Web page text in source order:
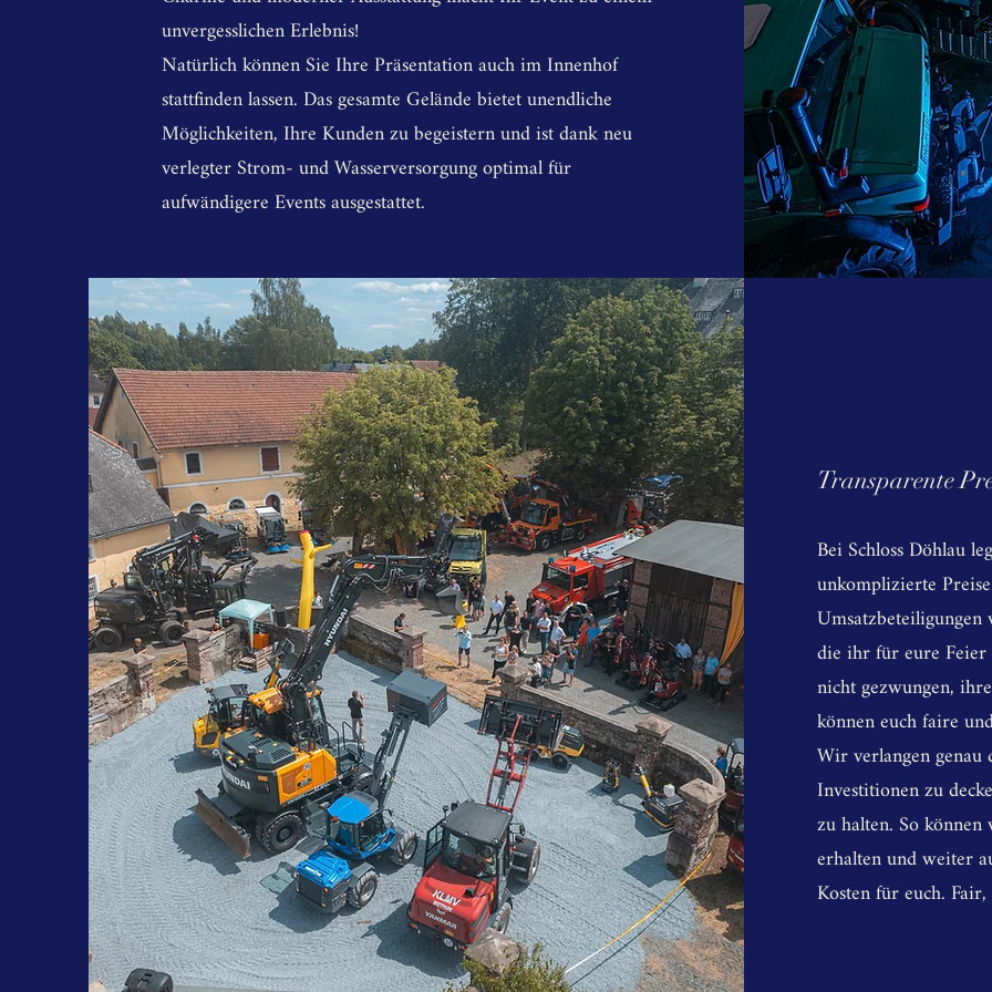
unvergesslichen Erlebnis!
Natürlich können Sie Ihre Präsentation auch im Innenhof
stattfinden lassen. Das gesamte Gelände bietet unendliche
Möglichkeiten, Ihre Kunden zu begeistern und ist dank neu
verlegter Strom- und Wasserversorgung optimal für
aufwändigere Events ausgestattet.
Transparente
Bei Schloss Döhlau
unkomplizierte
die ihr für eure
nicht gezwungen,
können euch faire
Wir verlangen genau
Investitionen zu
zu halten. So
erhalten und weiter
Kosten für euch.